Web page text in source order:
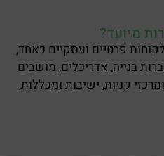
מיועד?
פרטיים ועסקיים כאחד,
בנייה, אדריכלים, מושבים
קניות, ישיבות ומכללות,